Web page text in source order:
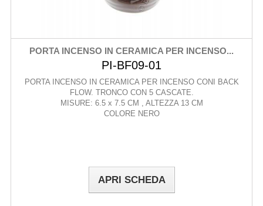
PORTA INCENSO IN CERAMICA PER INCENSO...
PI-BF09-01
PORTA INCENSO IN CERAMICA PER INCENSO CONI BACK
FLOW. TRONCO CON 5 CASCATE.
MISURE: 6.5 x 7.5 CM , ALTEZZA 13 CM
COLORE NERO
APRI SCHEDA